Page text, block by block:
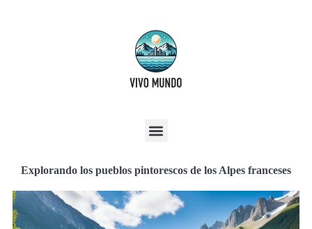
Explorando los pueblos pintorescos de los Alpes franceses